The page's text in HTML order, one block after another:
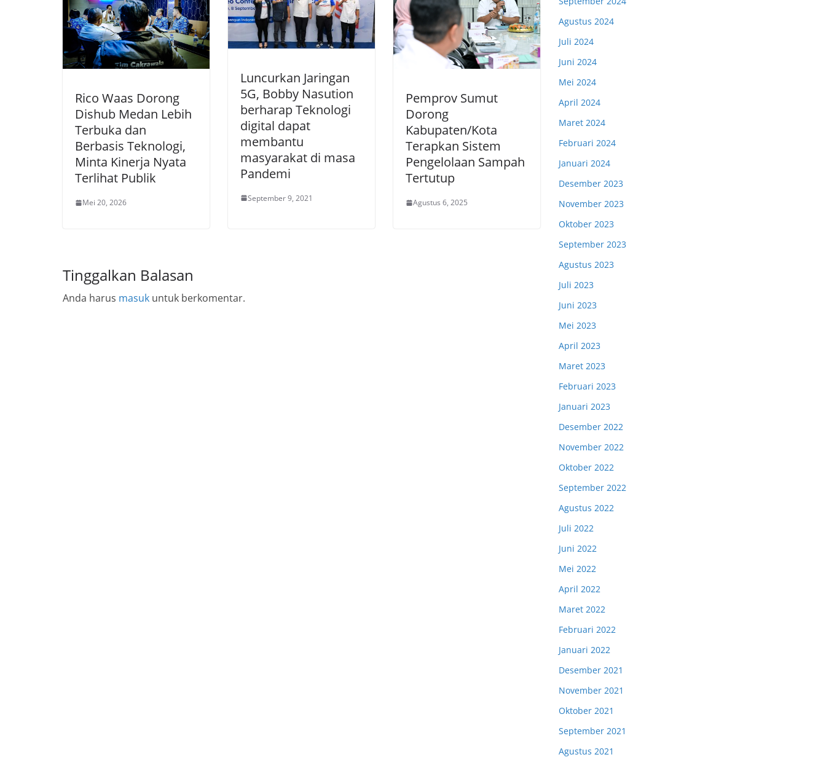
Rico Waas Dorong
Dishub Medan Lebih
Terbuka dan
Berbasis Teknologi,
Minta Kinerja Nyata
Terlihat Publik
Mei 20, 2026
Luncurkan Jaringan
5G, Bobby Nasution
berharap Teknologi
digital dapat
membantu
masyarakat di masa
Pandemi
September 9, 2021
Pemprov Sumut
Dorong
Kabupaten/Kota
Terapkan Sistem
Pengelolaan Sampah
Tertutup
Agustus 6, 2025
Tinggalkan Balasan
Anda harus masuk untuk berkomentar.
Agustus 2024
Juli 2024
Juni 2024
Mei 2024
April 2024
Maret 2024
Februari 2024
Januari 2024
Desember 2023
November 2023
Oktober 2023
September 2023
Agustus 2023
Juli 2023
Juni 2023
Mei 2023
April 2023
Maret 2023
Februari 2023
Januari 2023
Desember 2022
November 2022
Oktober 2022
September 2022
Agustus 2022
Juli 2022
Juni 2022
Mei 2022
April 2022
Maret 2022
Februari 2022
Januari 2022
Desember 2021
November 2021
Oktober 2021
September 2021
Agustus 2021